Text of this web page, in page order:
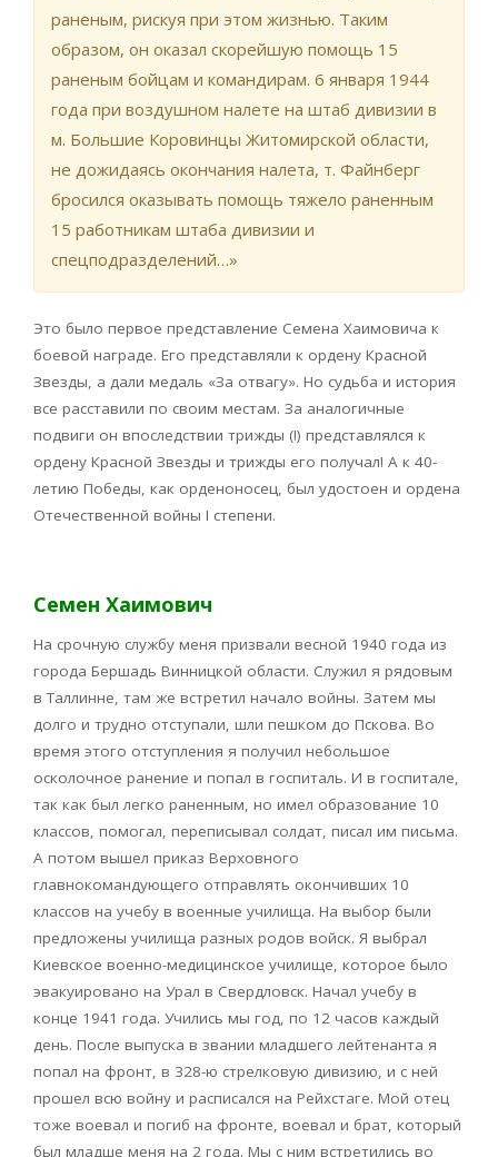
раненым, рискуя при этом жизнью. Таким
образом, он оказал скорейшую помощь 15
раненым бойцам и командирам. 6 января 1944
года при воздушном налете на штаб дивизии в
м. Большие Коровинцы Житомирской области,
не дожидаясь окончания налета, т. Файнберг
бросился оказывать помощь тяжело раненным
15 работникам штаба дивизии и
спецподразделений…»
Это было первое представление Семена Хаимовича к
боевой награде. Его представляли к ордену Красной
Звезды, а дали медаль «За отвагу». Но судьба и история
все расставили по своим местам. За аналогичные
подвиги он впоследствии трижды (!) представлялся к
ордену Красной Звезды и трижды его получал! А к 40-
летию Победы, как орденоносец, был удостоен и ордена
Отечественной войны I степени.
Семен Хаимович
На срочную службу меня призвали весной 1940 года из
города Бершадь Винницкой области. Служил я рядовым
в Таллинне, там же встретил начало войны. Затем мы
долго и трудно отступали, шли пешком до Пскова. Во
время этого отступления я получил небольшое
осколочное ранение и попал в госпиталь. И в госпитале,
так как был легко раненным, но имел образование 10
классов, помогал, переписывал солдат, писал им письма.
А потом вышел приказ Верховного
главнокомандующего отправлять окончивших 10
классов на учебу в военные училища. На выбор были
предложены училища разных родов войск. Я выбрал
Киевское военно-медицинское училище, которое было
эвакуировано на Урал в Свердловск. Начал учебу в
конце 1941 года. Учились мы год, по 12 часов каждый
день. После выпуска в звании младшего лейтенанта я
попал на фронт, в 328-ю стрелковую дивизию, и с ней
прошел всю войну и расписался на Рейхстаге. Мой отец
тоже воевал и погиб на фронте, воевал и брат, который
был младше меня на 2 года. Мы с ним встретились во